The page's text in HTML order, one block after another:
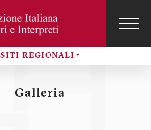
SITI REGIONALI
profilo
utente
Galleria